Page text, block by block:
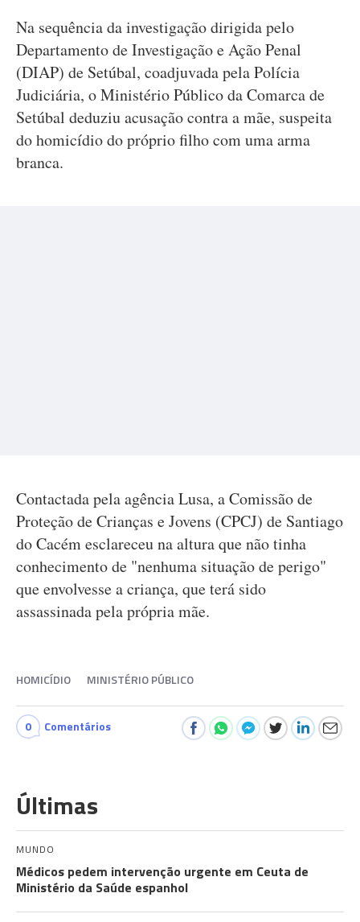
Na sequência da investigação dirigida pelo
Departamento de Investigação e Ação Penal
(DIAP) de Setúbal, coadjuvada pela Polícia
Judiciária, o Ministério Público da Comarca de
Setúbal deduziu acusação contra a mãe, suspeita
do homicídio do próprio filho com uma arma
branca.
Contactada pela agência Lusa, a Comissão de
Proteção de Crianças e Jovens (CPCJ) de Santiago
do Cacém esclareceu na altura que não tinha
conhecimento de "nenhuma situação de perigo"
que envolvesse a criança, que terá sido
assassinada pela própria mãe.
HOMICÍDIO MINISTÉRIO PÚBLICO
0 Comentários
Últimas
MUNDO
Médicos pedem intervenção urgente em Ceuta de
Ministério da Saúde espanhol